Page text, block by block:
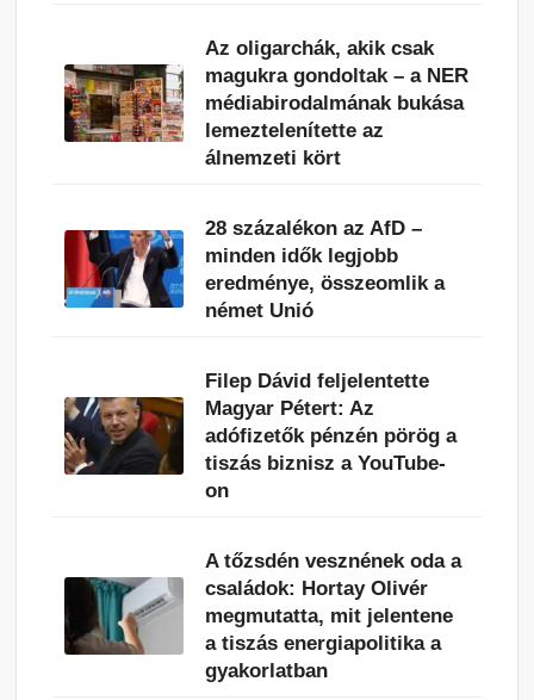
Az oligarchák, akik csak
magukra gondoltak – a NER
médiabirodalmának bukása
lemeztelenítette az
álnemzeti kört
28 százalékon az AfD –
minden idők legjobb
eredménye, összeomlik a
német Unió
Filep Dávid feljelentette
Magyar Pétert: Az
adófizetők pénzén pörög a
tiszás biznisz a YouTube-
on
A tőzsdén vesznének oda a
családok: Hortay Olivér
megmutatta, mit jelentene
a tiszás energiapolitika a
gyakorlatban